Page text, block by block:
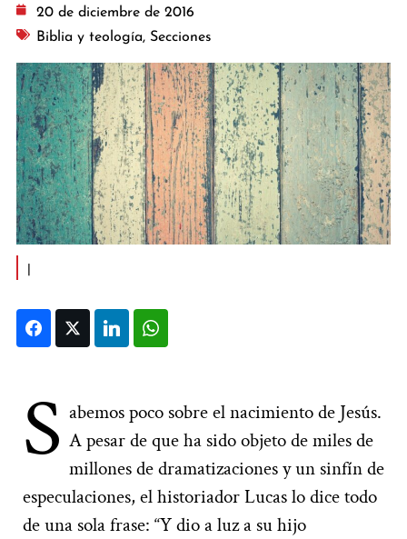
20 de diciembre de 2016
Biblia y teología, Secciones
FacebookTwitter LinkedIn
S abemos poco sobre el nacimiento de Jesús.
A pesar de que ha sido objeto de miles de
millones de dramatizaciones y un sinfín de
especulaciones, el historiador Lucas lo dice todo
de una sola frase: “Y dio a luz a su hijo